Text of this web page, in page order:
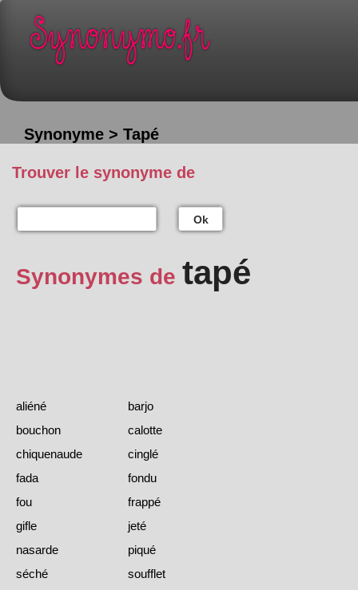
Synonyme > Tapé
Trouver le synonyme de
Ok
Synonymes de tapé
aliéné
barjo
bouchon
calotte
chiquenaude
cinglé
fada
fondu
fou
frappé
gifle
jeté
nasarde
piqué
séché
soufflet